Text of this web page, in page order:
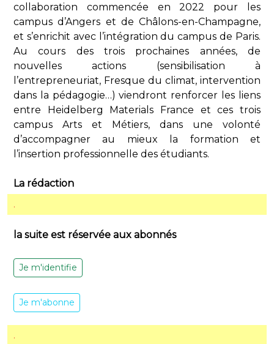
collaboration commencée en 2022 pour les
campus d’Angers et de Châlons-en-Champagne,
et s’enrichit avec l’intégration du campus de Paris.
Au cours des trois prochaines années, de
nouvelles actions (sensibilisation à
l’entrepreneuriat, Fresque du climat, intervention
dans la pédagogie…) viendront renforcer les liens
entre Heidelberg Materials France et ces trois
campus Arts et Métiers, dans une volonté
d’accompagner au mieux la formation et
l’insertion professionnelle des étudiants.
La rédaction
.
la suite est réservée aux abonnés
Je m'identifie
Je m'abonne
.